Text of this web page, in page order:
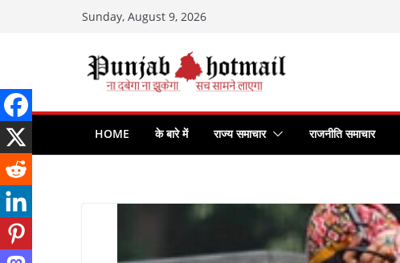
Sunday, August 9, 2026
HOME के बारे में राज्य समाचार राजनीति समाचार